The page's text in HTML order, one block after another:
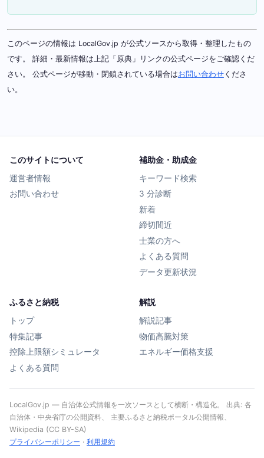
このページの情報は LocalGov.jp が公式ソースから取得・整理したもの
です。 詳細・最新情報は上記「原典」リンクの公式ページをご確認くだ
さい。 公式ページが移動・閉鎖されている場合はお問い合わせ くださ
い。
このサイトについて
運営者情報
お問い合わせ
補助金・助成金
キーワード検索
3 分診断
新着
締切間近
士業の方へ
よくある質問
データ更新状況
ふるさと納税
トップ
特集記事
控除上限額シミュレータ
よくある質問
解説
解説記事
物価高騰対策
エネルギー価格支援
LocalGov.jp — 自治体公式情報を一次ソースとして横断・構造化。 出典: 各
自治体・中央省庁の公開資料、 主要ふるさと納税ポータル公開情報、
Wikipedia (CC BY-SA)
プライバシーポリシー · 利用規約